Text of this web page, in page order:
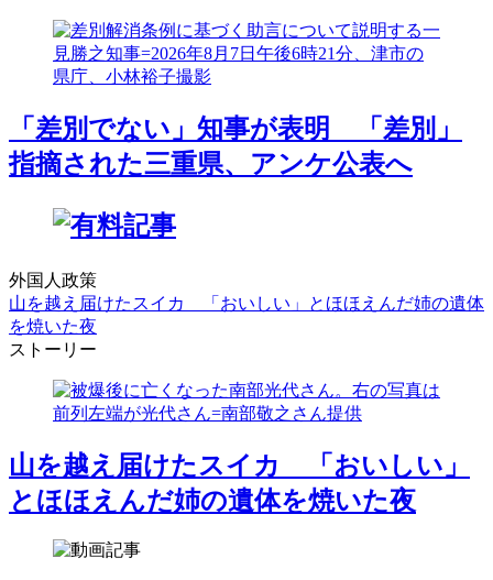
「差別でない」知事が表明 「差別」
指摘された三重県、アンケ公表へ
外国人政策
山を越え届けたスイカ 「おいしい」とほほえんだ姉の遺体
を焼いた夜
ストーリー
山を越え届けたスイカ 「おいしい」
とほほえんだ姉の遺体を焼いた夜